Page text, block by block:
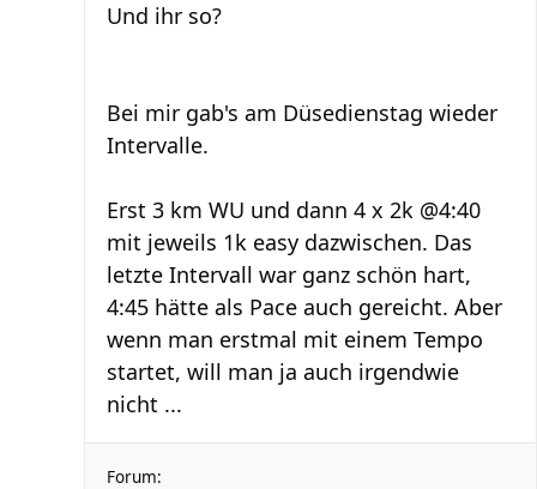
Und ihr so?
Bei mir gab's am Düsedienstag wieder
Intervalle.
Erst 3 km WU und dann 4 x 2k @4:40
mit jeweils 1k easy dazwischen. Das
letzte Intervall war ganz schön hart,
4:45 hätte als Pace auch gereicht. Aber
wenn man erstmal mit einem Tempo
startet, will man ja auch irgendwie
nicht ...
Forum: